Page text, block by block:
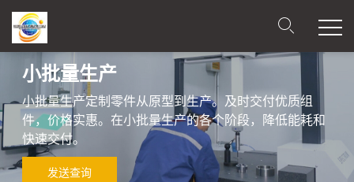
小批量生产
小批量生产定制零件从原型到生产。及时交付优质组
件，价格实惠。在小批量生产的各个阶段，降低能耗和
快速交付。
发送查询